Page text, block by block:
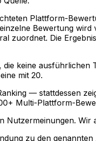
Plattform-
Bewertung
zuordnet. Die
keine ausführlichen
mit 20.
— stattdessen
Multi-Plattform-
Wir
zu den